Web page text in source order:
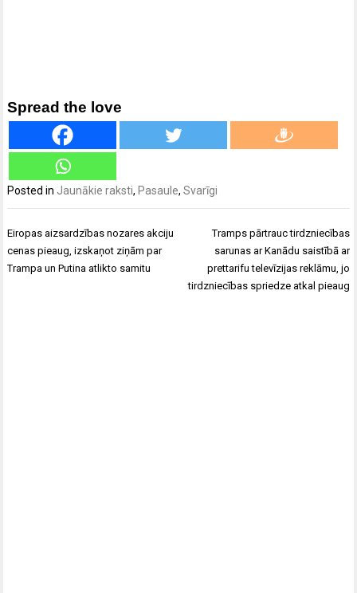
Spread the love
Posted in Jaunākie raksti, Pasaule,Svarīgi
Ziņu
izvēlne
Eiropas aizsardzības nozares akciju
cenas pieaug, izskaņot ziņām par
Trampa un Putina atlikto samitu
Tramps pārtrauc tirdzniecības
sarunas ar Kanādu saistībā ar
prettarifu televīzijas reklāmu, jo
tirdzniecības spriedze atkal pieaug